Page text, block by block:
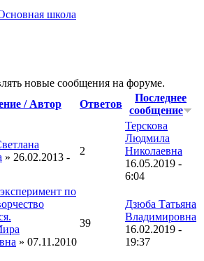
школа
новые сообщения на форуме.
/ Автор
Ответов
Последнее
сообщение
» 26.02.2013 -
2
Терскова
Людмила
Николаевна
16.05.2019 -
6:04
по
» 07.11.2010
39
Дзюба Татьяна
Владимировна
16.02.2019 -
19:37